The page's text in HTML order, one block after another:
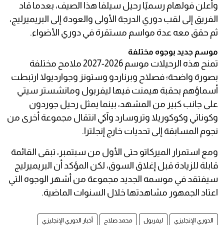
وأعلن فولهام رسميًا رحيل سيلفا هذا الصيف، بعدما قاد
الفريق إلى لقب دوري الدرجة الأولى والعودة إلى البريميرليج،
ثم حقق معه عدة مواسم مستقرة في دوري الأضواء.
موسم جديد بوجوه مختلفة
تمنح هذه الرحيلات موسم 2026-2027 ملامح مختلفة
بصورة واضحة؛ فصلاح وبرناردو وستونز وجوارديولا ارتبطت
أسماؤهم بحقبة هيمنت فيها ليفربول ومانشستر سيتي
على جانب كبير من المشهد، بينما يمثل رحيل جوردون
وكوناتي وكوكوريلا وتروسارد وآكي انتقال مجموعة أخرى من
نجوم المسابقة إلى تحديات خارج إنجلترا.
ومع استمرار الميركاتو حتى الأول من سبتمبر، تبقى القائمة
قابلة للزيادة قبل إغلاق السوق، لكن المؤكد أن البريميرليج
سيفتقد في موسمه الجديد مجموعة من أشهر الوجوه التي
اعتاد الجمهور مشاهدتها خلال السنوات الماضية.
الدوري الإنجليزي ليفربول محمد صلاح أخبار الدوري الإنجليزي